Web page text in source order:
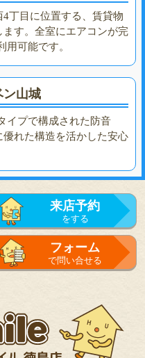
4丁目に位置する、賃貸物
ます。全室にエアコンが完
可能です。
ン山城
イプで構成された防音
優れた構造を活かした安心
来店予約
をする
フォーム
で問い合せる